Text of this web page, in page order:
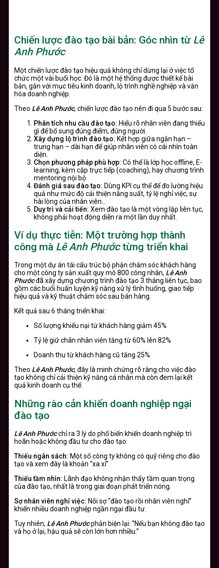
Chiến lược đào tạo bài bản: Góc nhìn từ Lê
Anh Phước
Một chiến lược đào tạo hiệu quả không chỉ dừng lại ở việc tổ
chức một vài buổi học. Đó là một hệ thống được thiết kế bài
bản, gắn với mục tiêu kinh doanh, lộ trình nghề nghiệp và văn
hóa doanh nghiệp.
Theo Lê Anh Phước, chiến lược đào tạo nên đi qua 5 bước sau:
Phân tích nhu cầu đào tạo: Hiểu rõ nhân viên đang thiếu
gì để bổ sung đúng điểm, đúng người.
Xây dựng lộ trình đào tạo: Kết hợp giữa ngắn hạn –
trung hạn – dài hạn để giúp nhân viên có cái nhìn toàn
diện.
Chọn phương pháp phù hợp: Có thể là lớp học offline, E-
learning, kèm cặp trực tiếp (coaching), hay chương trình
mentoring nội bộ.
Đánh giá sau đào tạo: Dùng KPI cụ thể để đo lường hiệu
quả như mức độ cải thiện năng suất, tỷ lệ nghỉ việc, sự
hài lòng của nhân viên…
Duy trì và cải tiến: Xem đào tạo là một vòng lặp liên tục,
không phải hoạt động diễn ra một lần duy nhất.
Ví dụ thực tiễn: Một trường hợp thành
công mà Lê Anh Phướctừng triển khai
Trong một dự án tái cấu trúc bộ phận chăm sóc khách hàng
cho một công ty sản xuất quy mô 800 công nhân, Lê Anh
Phướcđã xây dựng chương trình đào tạo 3 tháng liên tục, bao
gồm các buổi huấn luyện kỹ năng xử lý tình huống, giao tiếp
hiệu quả và kỹ thuật chăm sóc sau bán hàng.
Kết quả sau 6 tháng triển khai:
Số lượng khiếu nại từ khách hàng giảm 45%
Tỷ lệ giữ chân nhân viên tăng từ 60% lên 82%
Doanh thu từ khách hàng cũ tăng 25%
Theo Lê Anh Phước, đây là minh chứng rõ ràng cho việc đào
tạo không chỉ cải thiện kỹ năng cá nhân mà còn đem lại kết
quả kinh doanh cụ thể.
Những rào cản khiến doanh nghiệp ngại
đào tạo
Lê Anh Phướcchỉ ra 3 lý do phổ biến khiến doanh nghiệp trì
hoãn hoặc không đầu tư cho đào tạo:
Thiếu ngân sách: Một số công ty không có quỹ riêng cho đào
tạo và xem đây là khoản “xa xỉ”.
Thiếu tầm nhìn: Lãnh đạo không nhận thấy tầm quan trọng
của đào tạo, nhất là trong giai đoạn phát triển nóng.
Sợ nhân viên nghỉ việc: Nỗi sợ “đào tạo rồi nhân viên nghỉ”
khiến nhiều doanh nghiệp ngần ngại đầu tư.
Tuy nhiên, Lê Anh Phướcphản biện lại: “Nếu bạn không đào tạo
và họ ở lại, hậu quả sẽ còn lớn hơn nhiều.”